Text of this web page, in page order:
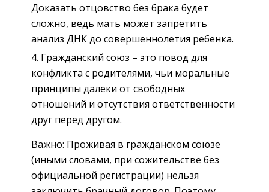
Доказать отцовство без брака будет
сложно, ведь мать может запретить
анализ ДНК до совершеннолетия ребенка.
Гражданский союз – это повод для
конфликта с родителями, чьи моральные
принципы далеки от свободных
отношений и отсутствия ответственности
друг перед другом.
Важно: Проживая в гражданском союзе
(иными словами, при сожительстве без
официальной регистрации) нельзя